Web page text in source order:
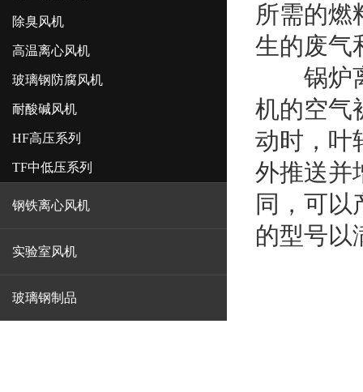
除臭风机
高温离心风机
玻璃钢防腐风机
耐酸碱风机
HF高压系列
TF中低压系列
钢铁离心风机
实验室风机
玻璃钢制品
所需的燃
生的废气
锅炉离
机的空气
动时，叶
外推送并
同，可
的型号以